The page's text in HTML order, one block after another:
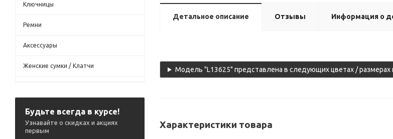
Детальное описание Отзывы Информация о
Модель "L13625" представлена в следующих цветах / размерах
Характеристики товара
Ключницы
Ремни
Аксессуары
Женские сумки / Клатчи
Будьте всегда в курсе!
Узнавайте о скидках и акциях
первым